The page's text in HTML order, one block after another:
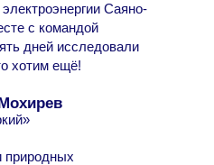
Саяно-
с командой
дней исследовали
хотим ещё!
природных